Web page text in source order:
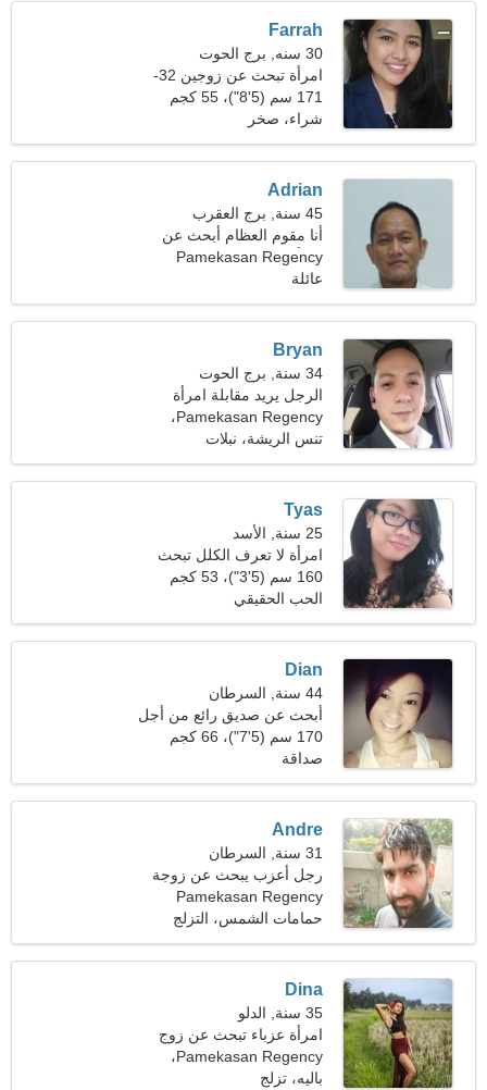
Farrah
30 سنه, برج الحوت
امرأة تبحث عن زوجين 32-
41
171 سم (5'8")، 55 كجم
(121 رطلا)
شراء، صخر
Adrian
45 سنة, برج العقرب
أنا مقوم العظام أبحث عن
امرأة رائعة
Pamekasan Regency
عائلة
Bryan
34 سنة, برج الحوت
الرجل يريد مقابلة امرأة
Pamekasan Regency،
إندونيسيا
تنس الريشة، نبلات
Tyas
25 سنة, الأسد
امرأة لا تعرف الكلل تبحث
عن الحب الحقيقي
160 سم (5'3")، 53 كجم
(116 رطلا)
الحب الحقيقي
Dian
44 سنة, السرطان
أبحث عن صديق رائع من أجل
المتعة
170 سم (5'7")، 66 كجم
(145 رطلا)
صداقة
Andre
31 سنة, السرطان
رجل أعزب يبحث عن زوجة
Pamekasan Regency
حمامات الشمس، التزلج
Dina
35 سنة, الدلو
امرأة عزباء تبحث عن زوج
36-42
Pamekasan Regency،
إندونيسيا
باليه، تزلج